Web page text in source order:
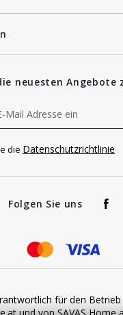
neuesten Angebote
die Datenschutzrichtlinie
Folgen Sie uns
für den Betrieb